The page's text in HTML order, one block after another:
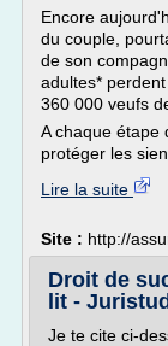
Encore
du couple,
de son
adultes*
360 000 veufs
A chaque étape
protéger les
Lire la suite
Site : http://
Droit de
lit -
Je te cite ci-